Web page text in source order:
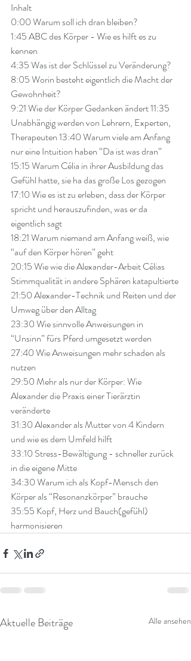
Inhalt
0:00 Warum soll ich dran bleiben?
1:45 ABC des Körper - Wie es hilft es zu
kennen
4:35 Was ist der Schlüssel zu Veränderung?
8:05 Worin besteht eigentlich die Macht der
Gewohnheit?
9:21 Wie der Körper Gedanken ändert 11:35
Unabhängig werden von Lehrern, Experten,
Therapeuten 13:40 Warum viele am Anfang
nur eine Intuition haben “Da ist was dran”
15:15 Warum Célia in ihrer Ausbildung das
Gefühl hatte, sie ha das große Los gezogen
17:10 Wie es ist zu erleben, dass der Körper
spricht und herauszufinden, was er da
eigentlich sagt
18:21 Warum niemand am Anfang weiß, wie
“auf den Körper hören” geht
20:15 Wie wie die Alexander-Arbeit Célias
Stimmqualität in andere Sphären katapultierte
21:50 Alexander-Technik und Reiten und der
Umweg über den Alltag
23:30 Wie sinnvolle Anweisungen in
“Unsinn” fürs Pferd umgesetzt werden
27:40 Wie Anweisungen mehr schaden als
nutzen
29:50 Mehr als nur der Körper: Wie
Alexander die Praxis einer Tierärztin
veränderte
31:30 Alexander als Mutter von 4 Kindern
und wie es dem Umfeld hilft
33:10 Stress-Bewältigung - schneller zurück
in die eigene Mitte
34:30 Warum ich als Kopf-Mensch den
Körper als “Resonanzkörper” brauche
35:55 Kopf, Herz und Bauch(gefühl)
harmonisieren
Aktuelle Beiträge Alle ansehen